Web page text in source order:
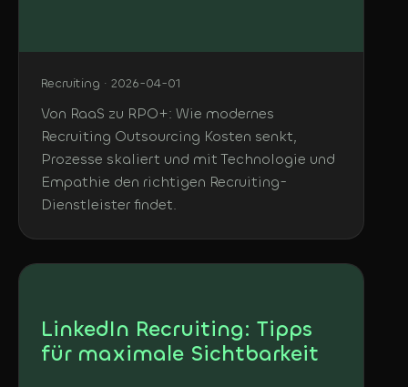
Recruiting · 2026-04-01
Von RaaS zu RPO+: Wie modernes
Recruiting Outsourcing Kosten senkt,
Prozesse skaliert und mit Technologie und
Empathie den richtigen Recruiting-
Dienstleister findet.
LinkedIn Recruiting: Tipps
für maximale Sichtbarkeit